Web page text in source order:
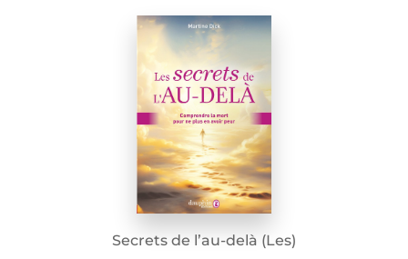
Secrets de l’au-delà (Les)